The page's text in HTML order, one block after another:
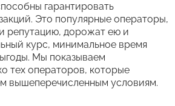
гарантировать
Это популярные операторы,
репутацию, дорожат ею и
курс, минимальное время
Мы показываем
тех операторов, которые
вышеперечисленным условиям.